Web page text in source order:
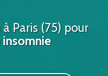
à Paris (75) pour
insomnie